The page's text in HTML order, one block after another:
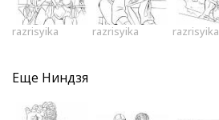
razrisyika razrisyika razrisyika
Еще Ниндзя